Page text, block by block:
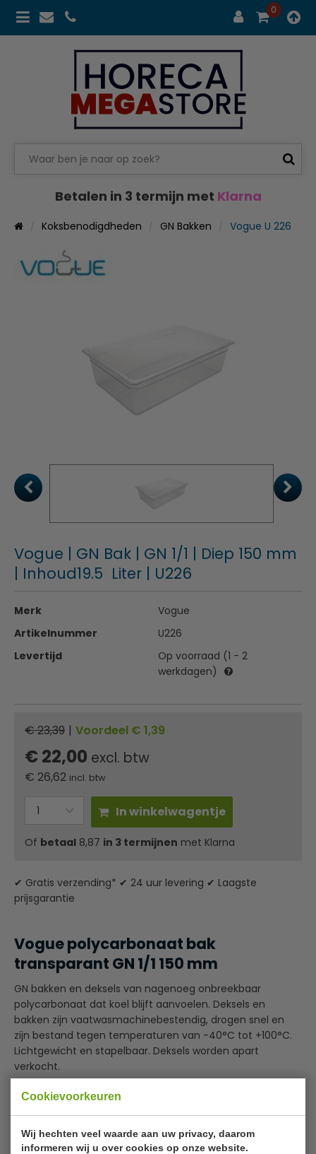
Cookievoorkeuren
Wij hechten veel waarde aan uw privacy, daarom
informeren wij u over cookies op onze website.
0
Betalen in 3 termijn met Klarna
Koksbenodigdheden GN Bakken Vogue U 226
Vogue | GN Bak | GN 1/1 | Diep 150 mm
| Inhoud19.5 Liter | U226
Merk
Vogue
Artikelnummer
U226
Levertijd
Op voorraad (1 - 2
werkdagen)
€ 23,39 | Voordeel € 1,39
€ 22,00 excl. btw
€ 26,62 incl. btw
In winkelwagentje
Of betaal 8,87 in 3 termijnen met Klarna
✔ Gratis verzending* ✔ 24 uur levering ✔ Laagste
prijsgarantie
Vogue polycarbonaat bak
transparant GN 1/1 150 mm
GN bakken en deksels van nagenoeg onbreekbaar
polycarbonaat dat koel blijft aanvoelen. Deksels en
bakken zijn vaatwasmachinebestendig, drogen snel en
zijn bestand tegen temperaturen van -40°C tot +100°C.
Lichtgewicht en stapelbaar. Deksels worden apart
verkocht.
Merk: Vogue
Inhoud: 19,5ltr
Dimensions: 150(h) x 530(b) x 325(d)mm
Materiaal: Polycarbonaat
Specificaties